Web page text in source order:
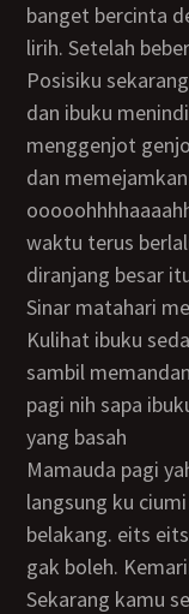
banget bercinta
lirih. Setelah
Posisiku
dan ibuku
menggenjot
dan
waktu terus
diranjang besar
sinar matahari menyorot wajahku dari jendela.
Kulihat ibuku
sambil
pagi nih sapa
yang basah
mamauda pagi yahma. Ma saya pengen lagi nih..
langsung ku
belakang. eits
gak boleh.
Sekarang kamu